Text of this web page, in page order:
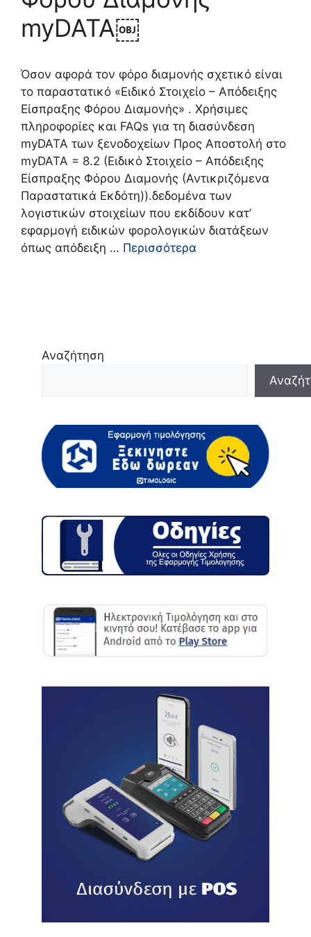
myDATA￼
Όσον αφορά τον φόρο διαμονής σχετικό είναι
το παραστατικό «Ειδικό Στοιχείο – Απόδειξης
Είσπραξης Φόρου Διαμονής» . Χρήσιμες
πληροφορίες και FAQs για τη διασύνδεση
myDATA των ξενοδοχείων Προς Αποστολή στο
myDATA = 8.2 (Ειδικό Στοιχείο – Απόδειξης
Είσπραξης Φόρου Διαμονής (Αντικριζόμενα
Παραστατικά Εκδότη)).δεδομένα των
λογιστικών στοιχείων που εκδίδουν κατ’
εφαρμογή ειδικών φορολογικών διατάξεων
όπως απόδειξη … Περισσότερα
Αναζήτηση